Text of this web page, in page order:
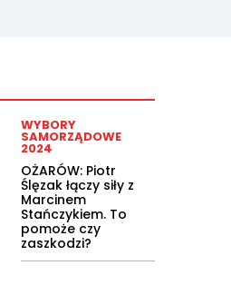
WYBORY
SAMORZĄDOWE
2024
OŻARÓW: Piotr
Ślęzak łączy siły z
Marcinem
Stańczykiem. To
pomoże czy
zaszkodzi?